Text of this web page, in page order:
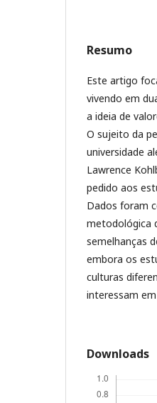
Resumo
Este artigo
vivendo em
a ideia de
O sujeito da
universidade
Lawrence
pedido aos
Dados foram
metodológica
semelhanças
embora os
culturas
interessam
Downloads